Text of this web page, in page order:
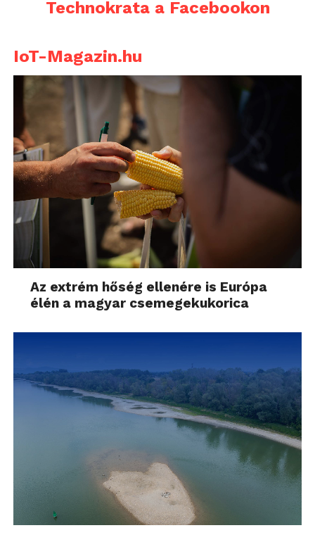
Technokrata a Facebookon
IoT-Magazin.hu
Az extrém hőség ellenére is Európa
élén a magyar csemegekukorica